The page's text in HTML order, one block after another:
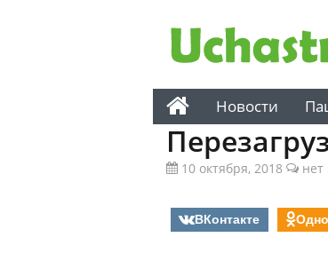
Новости
10 октября, 2018
ВКонтакте